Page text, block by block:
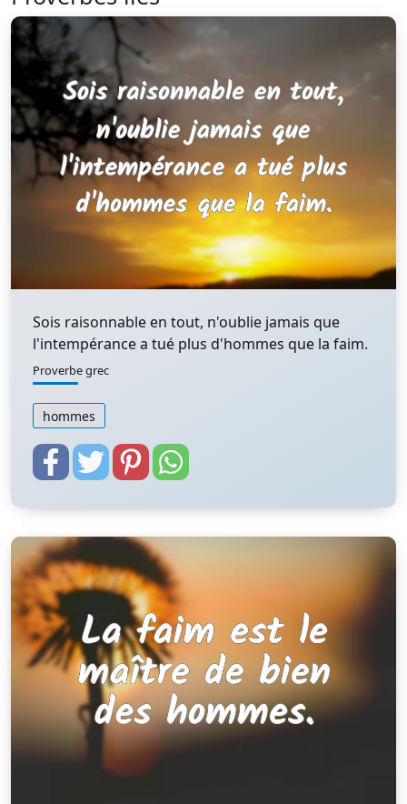
Sois raisonnable en tout, n'oublie jamais que
l'intempérance a tué plus d'hommes que la faim.
Proverbe grec
hommes